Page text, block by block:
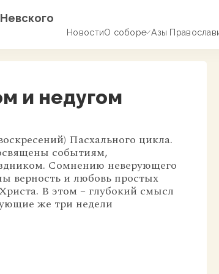
НовостиО соборе Азы
и недугом
Пасхального цикла.
событиям,
Сомнению неверующего
верность и любовь простых
В этом – глубокий смысл
же три недели